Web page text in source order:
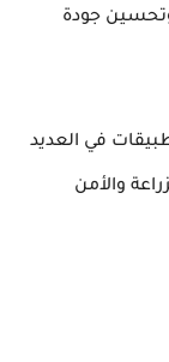
جودة
في العديد
والأمن